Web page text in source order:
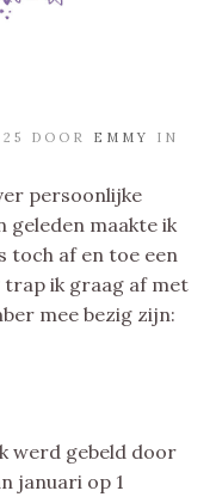
DOOR EMMY
IN
persoonlijke
geleden maakte ik
toch af en toe een
trap ik graag af met
mee bezig zijn:
werd gebeld door
januari op 1